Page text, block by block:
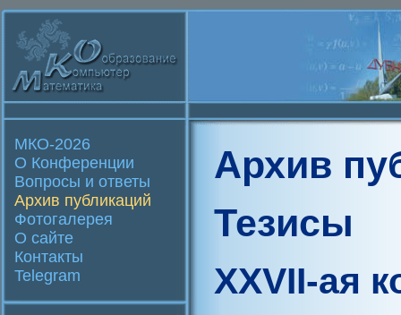
МКО-2026
О Конференции
Вопросы и ответы
Архив публикаций
Фотогалерея
О сайте
Контакты
Telegram
Архив
Тезисы
XXVII-ая